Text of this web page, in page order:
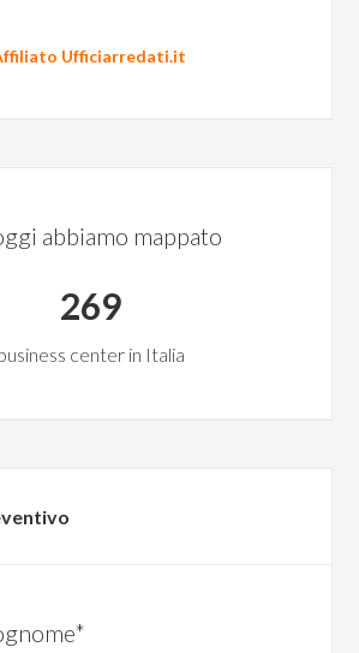
Ufficiarredati.it
abbiamo mappato
269
center in Italia